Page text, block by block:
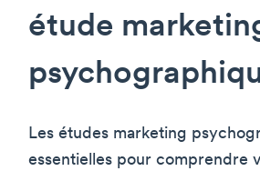
étude
Les études marketing
essentielles pour comprendre